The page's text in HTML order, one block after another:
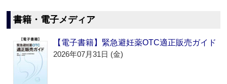
書籍・電子メディア
【電子書籍】緊急避妊薬OTC適正販売ガイド
2026年07月31日 (金)